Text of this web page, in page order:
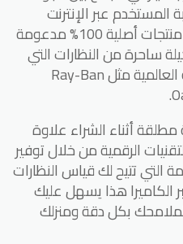
المستخدم عبر الإنترنت
يضمن لك المتجر الحصول على منتجات أصلية 100% مدعومة
ساحرة من النظارات التي
تنتمي لأعرق العلامات التجارية العالمية مثل Ray-Ban
أثناء الشراء علاوة
الرقمية من خلال توفير
التي تتيح لك قياس النظارات
هذا يسهل عليك
لملامحك بكل دقة ومنزلك